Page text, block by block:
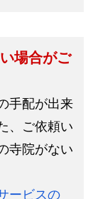
場合がご
手配が出来
、ご依頼い
寺院がない
ービスの